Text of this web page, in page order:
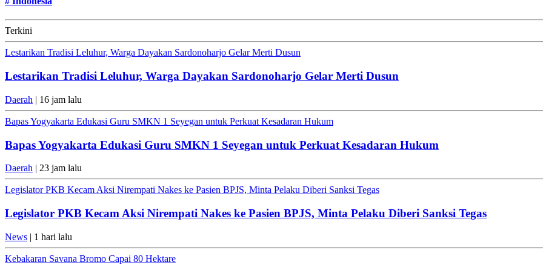
Terkini
Lestarikan Tradisi Leluhur, Warga Dayakan Sardonoharjo Gelar Merti Dusun
Lestarikan Tradisi Leluhur, Warga Dayakan Sardonoharjo Gelar Merti Dusun
Daerah | 16 jam lalu
Bapas Yogyakarta Edukasi Guru SMKN 1 Seyegan untuk Perkuat Kesadaran Hukum
Bapas Yogyakarta Edukasi Guru SMKN 1 Seyegan untuk Perkuat Kesadaran Hukum
Daerah | 23 jam lalu
Legislator PKB Kecam Aksi Nirempati Nakes ke Pasien BPJS, Minta Pelaku Diberi Sanksi Tegas
Legislator PKB Kecam Aksi Nirempati Nakes ke Pasien BPJS, Minta Pelaku Diberi Sanksi Tegas
News | 1 hari lalu
Kebakaran Savana Bromo Capai 80 Hektare